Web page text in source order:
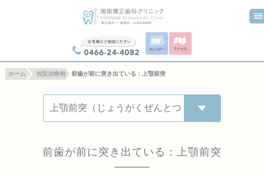
0466-24-4082
ホーム 当院治療例 前歯が前に突き出ている：上顎前突
前歯が前に突き出ている：上顎前突